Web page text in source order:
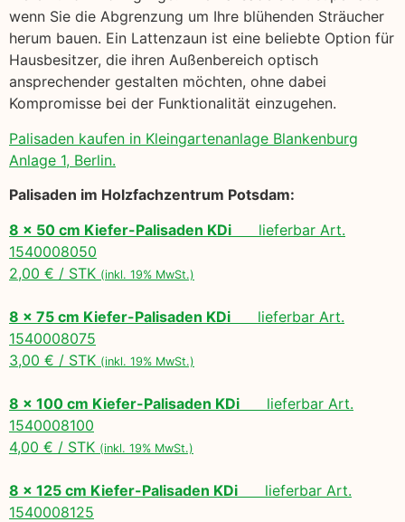
wenn Sie die Abgrenzung um Ihre blühenden Sträucher
herum bauen. Ein Lattenzaun ist eine beliebte Option für
Hausbesitzer, die ihren Außenbereich optisch
ansprechender gestalten möchten, ohne dabei
Kompromisse bei der Funktionalität einzugehen.
Palisaden kaufen in Kleingartenanlage Blankenburg
Anlage 1, Berlin.
Palisaden im Holzfachzentrum Potsdam:
8 x 50 cm Kiefer-Palisaden KDi lieferbar Art.
1540008050
2,00 € / STK (inkl. 19% MwSt.)
8 x 75 cm Kiefer-Palisaden KDi lieferbar Art.
1540008075
3,00 € / STK (inkl. 19% MwSt.)
8 x 100 cm Kiefer-Palisaden KDi lieferbar Art.
1540008100
4,00 € / STK (inkl. 19% MwSt.)
8 x 125 cm Kiefer-Palisaden KDi lieferbar Art.
1540008125